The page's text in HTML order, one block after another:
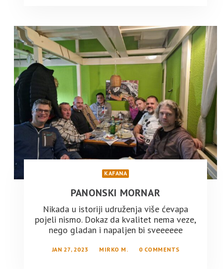
KAFANA
PANONSKI MORNAR
Nikada u istoriji udruženja više ćevapa
pojeli nismo. Dokaz da kvalitet nema veze,
nego gladan i napaljen bi sveeeeee
JAN 27, 2023 MIRKO M. 0 COMMENTS